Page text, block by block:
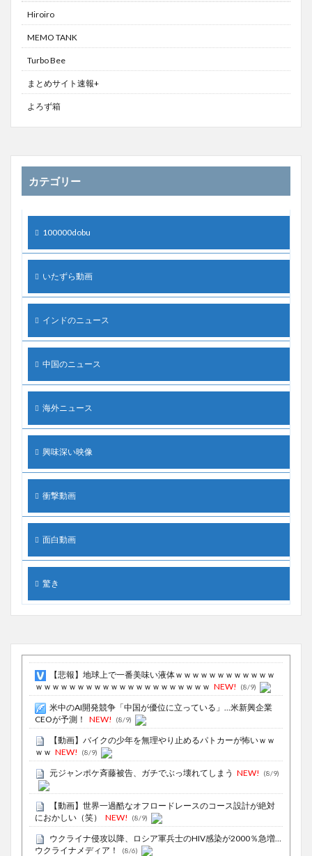
Hiroiro
MEMO TANK
Turbo Bee
まとめサイト速報+
よろず箱
カテゴリー
100000dobu
いたずら動画
インドのニュース
中国のニュース
海外ニュース
興味深い映像
衝撃動画
面白動画
驚き
【悲報】地球上で一番美味い液体ｗｗｗｗｗｗｗｗｗｗｗｗ
ｗｗｗｗｗｗｗｗｗｗｗｗｗｗｗｗｗｗｗｗｗ NEW! (8/9)
米中のAI開発競争「中国が優位に立っている」…米新興企業
CEOが予測！
NEW! (8/9)
【動画】バイクの少年を無理やり止めるパトカーが怖いｗｗ
ｗｗ NEW! (8/9)
元ジャンポケ斉藤被告、ガチでぶっ壊れてしまう NEW! (8/9)
【動画】世界一過酷なオフロードレースのコース設計が絶対
におかしい（笑）
NEW! (8/9)
ウクライナ侵攻以降、ロシア軍兵士のHIV感染が2000％急増…
ウクライナメディア！
(8/6)